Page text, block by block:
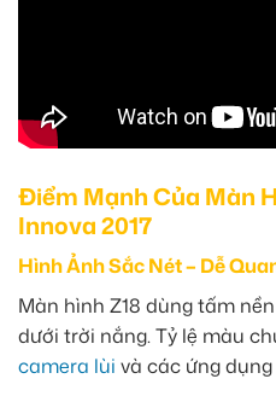
Điểm Mạnh Của Màn
Innova 2017
Hình Ảnh Sắc Nét – Dễ
Màn hình Z18 dùng tấm
dưới trời nắng. Tỷ lệ màu
camera lùi và các ứng